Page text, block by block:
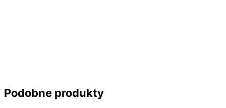
Podobne produkty